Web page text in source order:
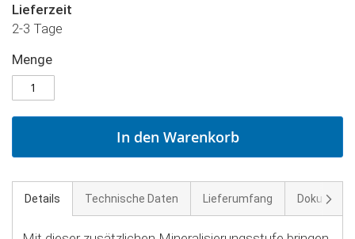
Lieferzeit
2-3 Tage
Menge
In den Warenkorb
Details Technische Daten Lieferumfang